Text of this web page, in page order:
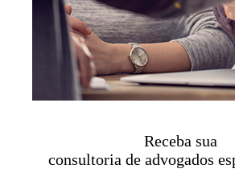
Receba sua
consultoria de advogados